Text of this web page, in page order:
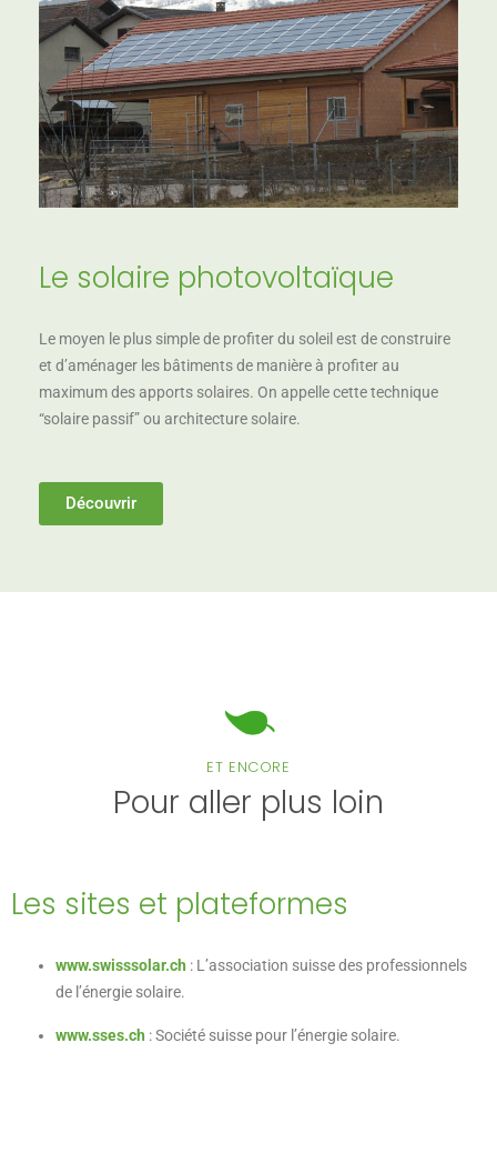
Le solaire photovoltaïque
Le moyen le plus simple de profiter du soleil est de construire
et d’aménager les bâtiments de manière à profiter au
maximum des apports solaires. On appelle cette technique
“solaire passif” ou architecture solaire.
Découvrir
ET ENCORE
Pour aller plus loin
Les sites et plateformes
www.swisssolar.ch : L’association suisse des professionnels
de l’énergie solaire.
www.sses.ch : Société suisse pour l’énergie solaire.